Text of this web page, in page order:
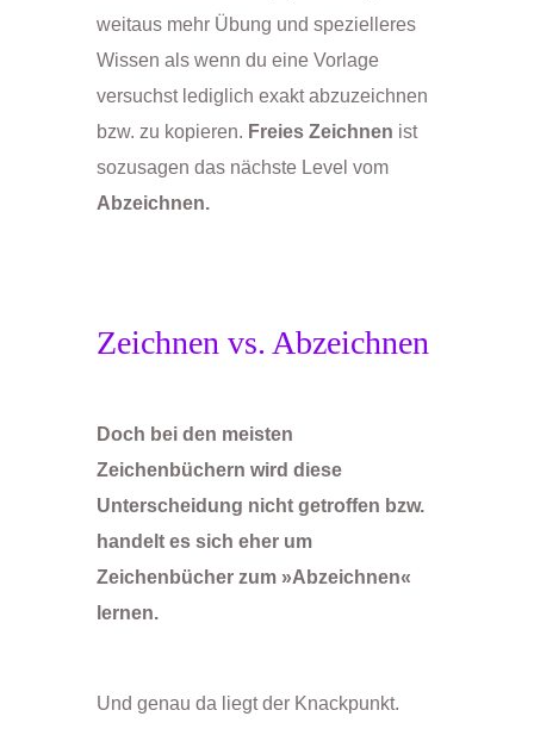
weitaus mehr Übung und spezielleres
Wissen als wenn du eine Vorlage
versuchst lediglich exakt abzuzeichnen
bzw. zu kopieren. Freies Zeichnen ist
sozusagen das nächste Level vom
Abzeichnen.
Zeichnen vs. Abzeichnen
Doch bei den meisten
Zeichenbüchern wird diese
Unterscheidung nicht getroffen bzw.
handelt es sich eher um
Zeichenbücher zum »Abzeichnen«
lernen.
Und genau da liegt der Knackpunkt.